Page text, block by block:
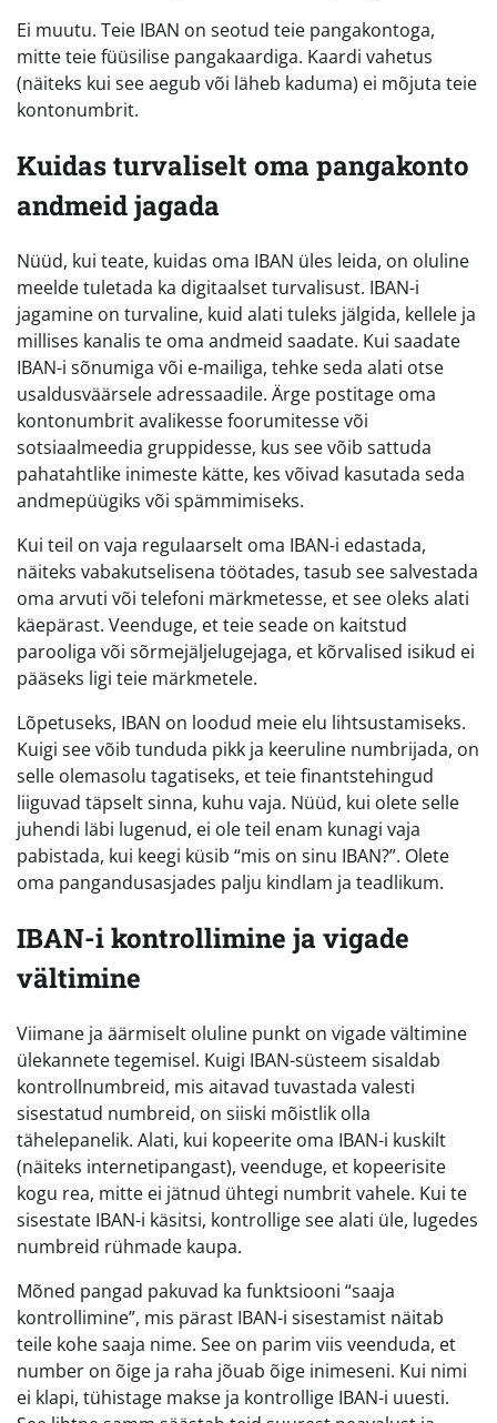
Ei muutu. Teie IBAN on seotud teie pangakontoga,
mitte teie füüsilise pangakaardiga. Kaardi vahetus
(näiteks kui see aegub või läheb kaduma) ei mõjuta teie
kontonumbrit.
Kuidas turvaliselt oma pangakonto
andmeid jagada
Nüüd, kui teate, kuidas oma IBAN üles leida, on oluline
meelde tuletada ka digitaalset turvalisust. IBAN-i
jagamine on turvaline, kuid alati tuleks jälgida, kellele ja
millises kanalis te oma andmeid saadate. Kui saadate
IBAN-i sõnumiga või e-mailiga, tehke seda alati otse
usaldusväärsele adressaadile. Ärge postitage oma
kontonumbrit avalikesse foorumitesse või
sotsiaalmeedia gruppidesse, kus see võib sattuda
pahatahtlike inimeste kätte, kes võivad kasutada seda
andmepüügiks või spämmimiseks.
Kui teil on vaja regulaarselt oma IBAN-i edastada,
näiteks vabakutselisena töötades, tasub see salvestada
oma arvuti või telefoni märkmetesse, et see oleks alati
käepärast. Veenduge, et teie seade on kaitstud
parooliga või sõrmejäljelugejaga, et kõrvalised isikud ei
pääseks ligi teie märkmetele.
Lõpetuseks, IBAN on loodud meie elu lihtsustamiseks.
Kuigi see võib tunduda pikk ja keeruline numbrijada, on
selle olemasolu tagatiseks, et teie finantstehingud
liiguvad täpselt sinna, kuhu vaja. Nüüd, kui olete selle
juhendi läbi lugenud, ei ole teil enam kunagi vaja
pabistada, kui keegi küsib “mis on sinu IBAN?”. Olete
oma pangandusasjades palju kindlam ja teadlikum.
IBAN-i kontrollimine ja vigade
vältimine
Viimane ja äärmiselt oluline punkt on vigade vältimine
ülekannete tegemisel. Kuigi IBAN-süsteem sisaldab
kontrollnumbreid, mis aitavad tuvastada valesti
sisestatud numbreid, on siiski mõistlik olla
tähelepanelik. Alati, kui kopeerite oma IBAN-i kuskilt
(näiteks internetipangast), veenduge, et kopeerisite
kogu rea, mitte ei jätnud ühtegi numbrit vahele. Kui te
sisestate IBAN-i käsitsi, kontrollige see alati üle, lugedes
numbreid rühmade kaupa.
Mõned pangad pakuvad ka funktsiooni “saaja
kontrollimine”, mis pärast IBAN-i sisestamist näitab
teile kohe saaja nime. See on parim viis veenduda, et
number on õige ja raha jõuab õige inimeseni. Kui nimi
ei klapi, tühistage makse ja kontrollige IBAN-i uuesti.